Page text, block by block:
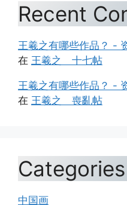
Recent
王羲之有哪些作品？ -
在 王羲之 十七帖
王羲之有哪些作品？ -
在 王羲之 喪亂帖
Categories
中国画